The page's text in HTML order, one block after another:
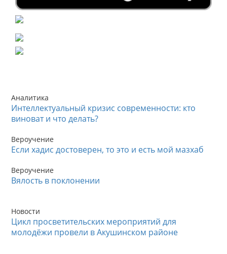
Аналитика
Интеллектуальный кризис современности: кто
виноват и что делать?
Вероучение
Если хадис достоверен, то это и есть мой мазхаб
Вероучение
Вялость в поклонении
Новости
Цикл просветительских мероприятий для
молодёжи провели в Акушинском районе